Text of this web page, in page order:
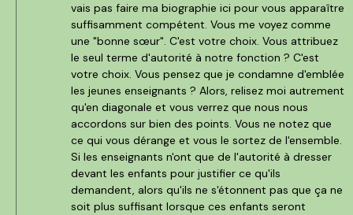
vais pas faire ma biographie ici pour vous apparaître
suffisamment compétent. Vous me voyez comme
une "bonne sœur". C'est votre choix. Vous attribuez
le seul terme d'autorité à notre fonction ? C'est
votre choix. Vous pensez que je condamne d'emblée
les jeunes enseignants ? Alors, relisez moi autrement
qu'en diagonale et vous verrez que nous nous
accordons sur bien des points. Vous ne notez que
ce qui vous dérange et vous le sortez de l'ensemble.
Si les enseignants n'ont que de l'autorité à dresser
devant les enfants pour justifier ce qu'ils
demandent, alors qu'ils ne s'étonnent pas que ça ne
soit plus suffisant lorsque ces enfants seront